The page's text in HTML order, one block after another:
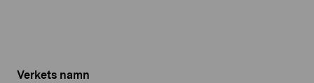
Verkets namn